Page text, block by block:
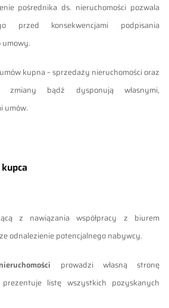
pośrednika ds. nieruchomości pozwala
przed konsekwencjami podpisania
kupna – sprzedaży nieruchomości oraz
zmiany bądź dysponują własnymi,
umów.
z nawiązania współpracy z biurem
odnalezienie potencjalnego nabywcy.
prowadzi własną stronę
listę wszystkich pozyskanych